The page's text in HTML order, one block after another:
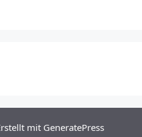
mit GeneratePress